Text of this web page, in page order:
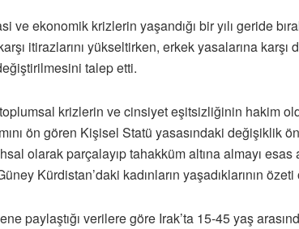
ve ekonomik krizlerin yaşandığı bir yılı geride
itirazlarını yükseltirken, erkek yasalarına
talep etti.
krizlerin ve cinsiyet eşitsizliğinin hakim
ön gören Kişisel Statü yasasındaki
olarak parçalayıp tahakküm altına almayı
Kürdistan’daki kadınların yaşadıklarının özeti
paylaştığı verilere göre Irak’ta 15-45 yaş